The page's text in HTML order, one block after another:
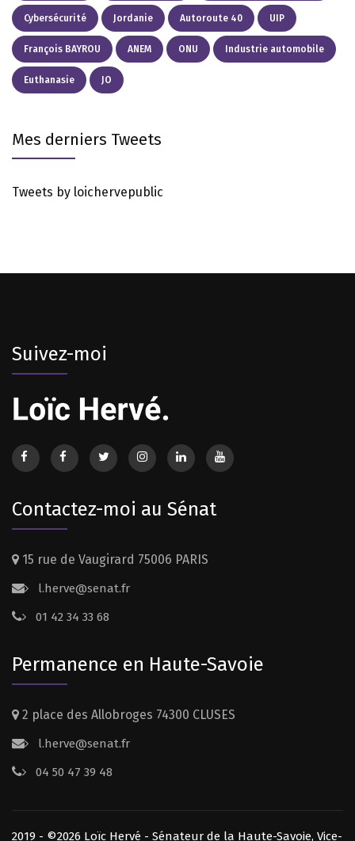
Cybersécurité Jordanie Autoroute 40 UIP
François BAYROU ANEM ONU Industrie automobile
Euthanasie JO
Mes derniers Tweets
Tweets by loichervepublic
Suivez-moi
Contactez-moi au Sénat
15 rue de Vaugirard 75006 PARIS
l.herve@senat.fr
01 42 34 33 68
Permanence en Haute-Savoie
2 place des Allobroges 74300 CLUSES
l.herve@senat.fr
04 50 47 39 48
2019 - ©2026 Loïc Hervé - Sénateur de la Haute-Savoie, Vice-